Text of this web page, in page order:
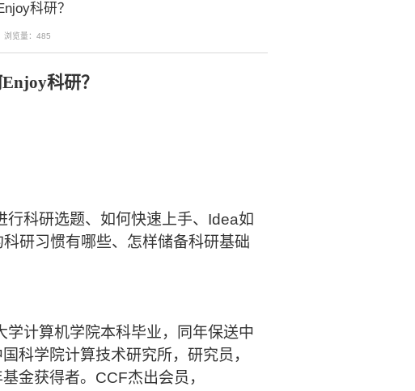
科研？
浏览量： 485
Enjoy科研？
科研选题、如何快速上手、 Idea如
研习惯有哪些、怎样储备科研基础
学计算机学院本科毕业，同年保送中
科学院计算技术研究所，研究员，
金获得者。 CCF杰出会员，